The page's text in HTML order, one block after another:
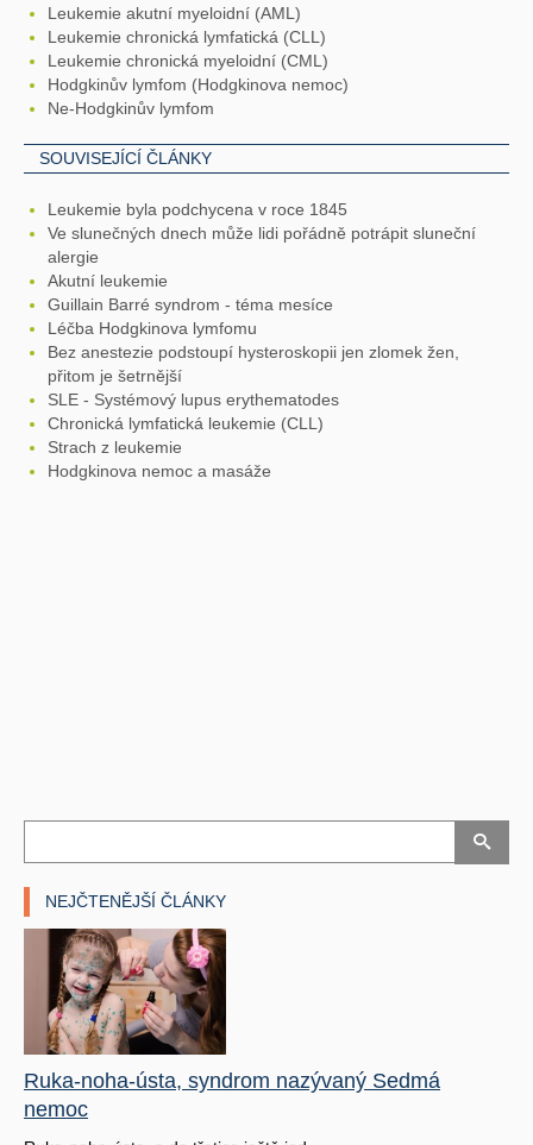
Leukemie akutní myeloidní (AML)
Leukemie chronická lymfatická (CLL)
Leukemie chronická myeloidní (CML)
Hodgkinův lymfom (Hodgkinova nemoc)
Ne-Hodgkinův lymfom
SOUVISEJÍCÍ ČLÁNKY
Leukemie byla podchycena v roce 1845
Ve slunečných dnech může lidi pořádně potrápit sluneční
alergie
Akutní leukemie
Guillain Barré syndrom - téma mesíce
Léčba Hodgkinova lymfomu
Bez anestezie podstoupí hysteroskopii jen zlomek žen,
přitom je šetrnější
SLE - Systémový lupus erythematodes
Chronická lymfatická leukemie (CLL)
Strach z leukemie
Hodgkinova nemoc a masáže
NEJČTENĚJŠÍ ČLÁNKY
Ruka-noha-ústa, syndrom nazývaný Sedmá
nemoc